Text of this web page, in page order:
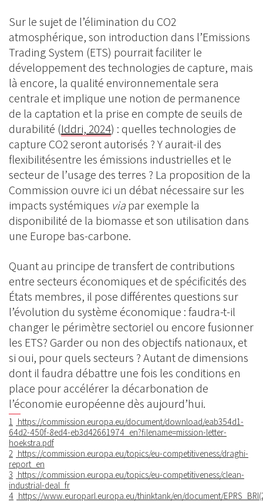
Sur le sujet de l’élimination du CO2
atmosphérique, son introduction dans l’Emissions
Trading System (ETS) pourrait faciliter le
développement des technologies de capture, mais
là encore, la qualité environnementale sera
centrale et implique une notion de permanence
de la captation et la prise en compte de seuils de
durabilité (Iddri, 2024) : quelles technologies de
capture CO2 seront autorisés ? Y aurait-il des
flexibilitésentre les émissions industrielles et le
secteur de l’usage des terres ? La proposition de la
Commission ouvre ici un débat nécessaire sur les
impacts systémiques viapar exemple la
disponibilité de la biomasse et son utilisation dans
une Europe bas-carbone.
Quant au principe de transfert de contributions
entre secteurs économiques et de spécificités des
États membres, il pose différentes questions sur
l’évolution du système économique : faudra-t-il
changer le périmètre sectoriel ou encore fusionner
les ETS? Garder ou non des objectifs nationaux, et
si oui, pour quels secteurs ? Autant de dimensions
dont il faudra débattre une fois les conditions en
place pour accélérer la décarbonation de
l’économie européenne dès aujourd’hui.
1 https://commission.europa.eu/document/download/eab354d1-
64d2-450f-8ed4-eb3d42661974_en?filename=mission-letter-
hoekstra.pdf
2 https://commission.europa.eu/topics/eu-competitiveness/draghi-
report_en
3 https://commission.europa.eu/topics/eu-competitiveness/clean-
industrial-deal_fr
4 https://www.europarl.europa.eu/thinktank/en/document/